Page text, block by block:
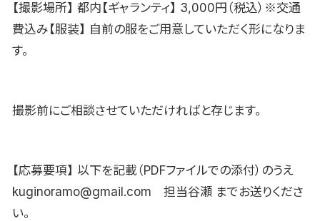
【撮影場所】 都内【ギャランティ】 3,000円（税込）※交通
費込み【服装】 自前の服をご用意していただく形になりま
す。
撮影前にご相談させていただければと存じます。
【応募要項】 以下を記載（PDFファイルでの添付）のうえ
kuginoramo@gmail.com 担当谷瀬 までお送りくださ
い。